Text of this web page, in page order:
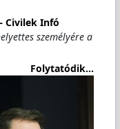
Civilek Infó
személyére a
Folytatódik...